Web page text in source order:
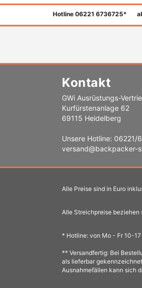
Hotline 06221 6736725*
Kontakt
GWi Ausrüstungs-
Kurfürstenanlage 62
69115 Heidelberg
Unsere Hotline: 06221/
versand@backpacker-
Alle Preise sind in Euro
Alle Streichpreise beziehen
* Hotline: von Mo - Fr 10-
** Versandfertig: Bei
als lieferbar
Ausnahmefällen kann sich